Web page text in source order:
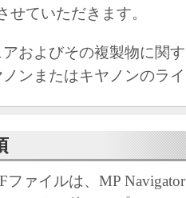
せていただきます。
およびその複製物に関
ンまたはキヤノンのラ
に対し、本ソフトウェ
諾します。
ファイルは、MP